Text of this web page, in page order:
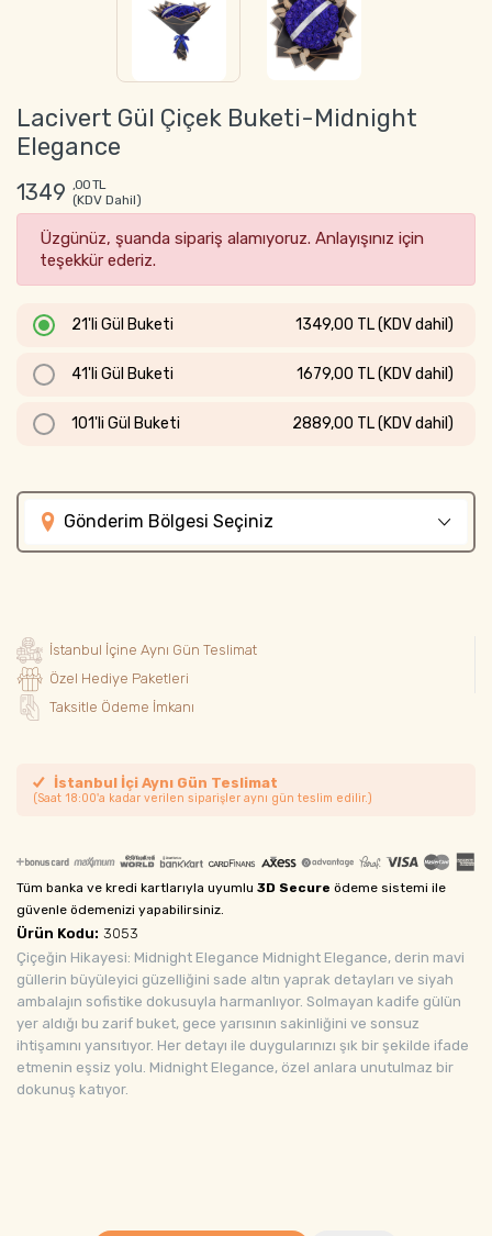
Lacivert Gül Çiçek Buketi-Midnight
Elegance
1349 ,00 TL
(KDV Dahil)
Üzgünüz, şuanda sipariş alamıyoruz. Anlayışınız için
teşekkür ederiz.
21'li Gül Buketi 1349,00 TL (KDV dahil)
41'li Gül Buketi 1679,00 TL (KDV dahil)
101'li Gül Buketi 2889,00 TL (KDV dahil)
Gönderim Bölgesi Seçiniz
İstanbul İçine Aynı Gün Teslimat
Özel Hediye Paketleri
Taksitle Ödeme İmkanı
İstanbul İçi Aynı Gün Teslimat
(Saat 18:00'a kadar verilen siparişler aynı gün teslim edilir.)
Tüm banka ve kredi kartlarıyla uyumlu 3D Secure ödeme sistemi ile
güvenle ödemenizi yapabilirsiniz.
Ürün Kodu: 3053
Çiçeğin Hikayesi: Midnight Elegance Midnight Elegance, derin mavi
güllerin büyüleyici güzelliğini sade altın yaprak detayları ve siyah
ambalajın sofistike dokusuyla harmanlıyor. Solmayan kadife gülün
yer aldığı bu zarif buket, gece yarısının sakinliğini ve sonsuz
ihtişamını yansıtıyor. Her detayı ile duygularınızı şık bir şekilde ifade
etmenin eşsiz yolu. Midnight Elegance, özel anlara unutulmaz bir
dokunuş katıyor.